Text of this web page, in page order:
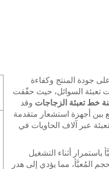
جودة المنتج وكفاءة
تعبئة السوائل، حيث حقّقت
خط تعبئة الزجاجات وقد
بين أجهزة استشعار متقدمة
عبر آلاف الحاويات في
أثناء التشغيل
المُعبَّأ، مما يؤدي إلى هدر